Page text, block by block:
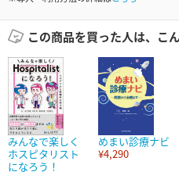
この商品を買った人は、こ
みんなで楽しく
ホスピタリスト
になろう！
めまい診療ナビ
¥4,290